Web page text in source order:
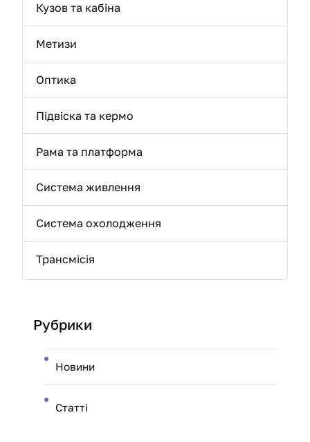
Кузов та кабіна
Метизи
Оптика
Підвіска та кермо
Рама та платформа
Система живлення
Система охолодження
Трансмісія
Рубрики
Новини
Статті